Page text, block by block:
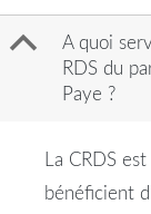
B
A quoi
RDS du
Paye ?
La CRDS
bénéficient